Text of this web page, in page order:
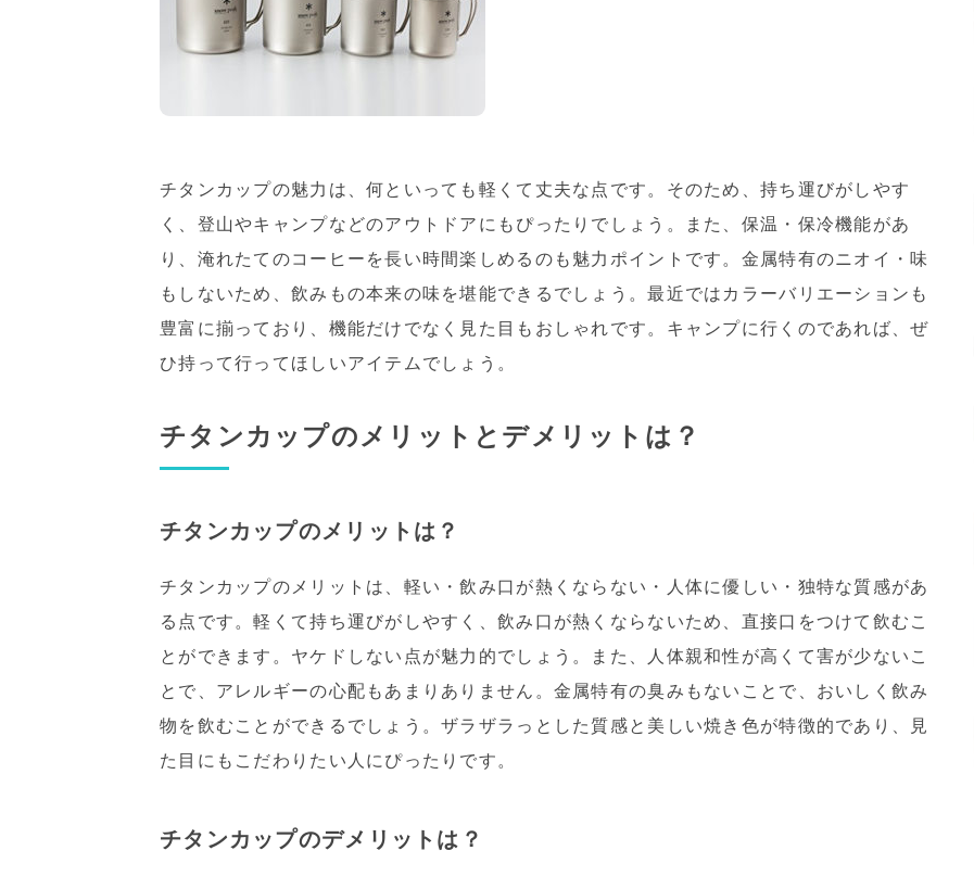
チタンカップの魅力は、何といっても軽くて丈夫な点です。そのため、持ち運びがしやす
く、登山やキャンプなどのアウトドアにもぴったりでしょう。また、保温・保冷機能があ
り、淹れたてのコーヒーを長い時間楽しめるのも魅力ポイントです。金属特有のニオイ・味
もしないため、飲みもの本来の味を堪能できるでしょう。最近ではカラーバリエーションも
豊富に揃っており、機能だけでなく見た目もおしゃれです。キャンプに行くのであれば、ぜ
ひ持って行ってほしいアイテムでしょう。
チタンカップのメリットとデメリットは？
チタンカップのメリットは？
チタンカップのメリットは、軽い・飲み口が熱くならない・人体に優しい・独特な質感があ
る点です。軽くて持ち運びがしやすく、飲み口が熱くならないため、直接口をつけて飲むこ
とができます。ヤケドしない点が魅力的でしょう。また、人体親和性が高くて害が少ないこ
とで、アレルギーの心配もあまりありません。金属特有の臭みもないことで、おいしく飲み
物を飲むことができるでしょう。ザラザラっとした質感と美しい焼き色が特徴的であり、見
た目にもこだわりたい人にぴったりです。
チタンカップのデメリットは？